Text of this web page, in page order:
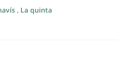
, La quinta